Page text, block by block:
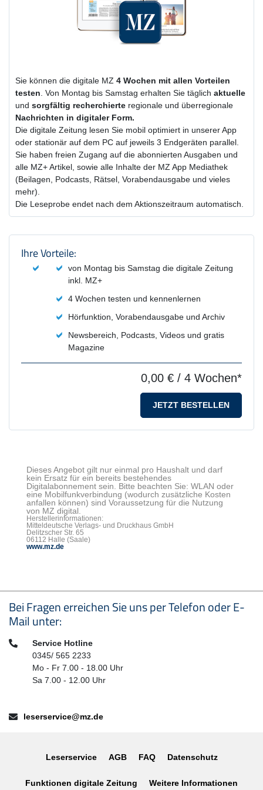
Sie können die digitale MZ 4 Wochen mit allen Vorteilen
testen. Von Montag bis Samstag erhalten Sie täglich aktuelle
und sorgfältig recherchierte regionale und überregionale
Nachrichten in digitaler Form.
Die digitale Zeitung lesen Sie mobil optimiert in unserer App
oder stationär auf dem PC auf jeweils 3 Endgeräten parallel.
Sie haben freien Zugang auf die abonnierten Ausgaben und
alle MZ+ Artikel, sowie alle Inhalte der MZ App Mediathek
(Beilagen, Podcasts, Rätsel, Vorabendausgabe und vieles
mehr).
Die Leseprobe endet nach dem Aktionszeitraum automatisch.
Produktzusammenfassung und
Ihre Vorteile:
von Montag bis Samstag die digitale Zeitung
inkl. MZ+
4 Wochen testen und kennenlernen
Hörfunktion, Vorabendausgabe und Archiv
Newsbereich, Podcasts, Videos und gratis
Magazine
0,00 € / 4 Wochen*
JETZT BESTELLEN
Dieses Angebot gilt nur einmal pro Haushalt und darf
kein Ersatz für ein bereits bestehendes
Digitalabonnement sein. Bitte beachten Sie: WLAN oder
eine Mobilfunkverbindung (wodurch zusätzliche Kosten
anfallen können) sind Voraussetzung für die Nutzung
von MZ digital.
Herstellerinformationen:
Mitteldeutsche Verlags- und Druckhaus GmbH
Delitzscher Str. 65
06112 Halle (Saale)
www.mz.de
Seitenfußbereich
Bei Fragen erreichen Sie uns per Telefon oder E-
Mail unter:
Telefon:Service Hotline
0345/ 565 2233
Mo - Fr 7.00 - 18.00 Uhr
Sa 7.00 - 12.00 Uhr
E-Mail:leserservice@mz.de
Leserservice AGB FAQ Datenschutz
Funktionen digitale Zeitung Weitere Informationen